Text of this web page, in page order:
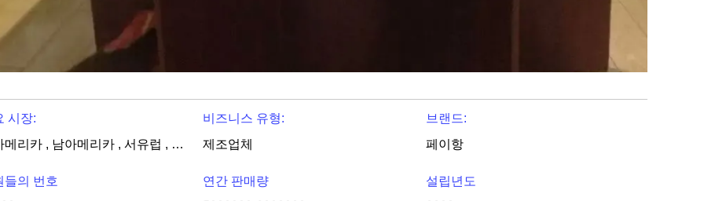
시장:
북아메리카 , 남아메리카 , 서유럽 , 동유럽 , 동부 아시아 , 동남 아시아 , 중동 , 아프리카 , 오세아니아 , 전세계
비즈니스 유형:
제조업체
브랜드:
페이항
들의 번호
연간 판매량
설립년도